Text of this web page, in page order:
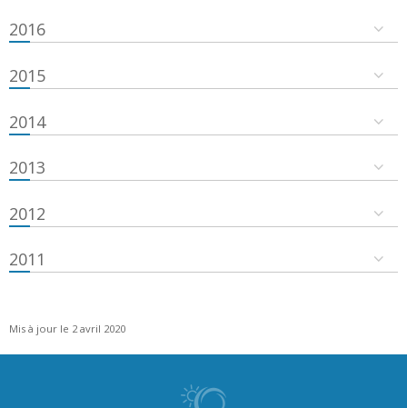
2016
2015
2014
2013
2012
2011
Mis à jour le 2 avril 2020